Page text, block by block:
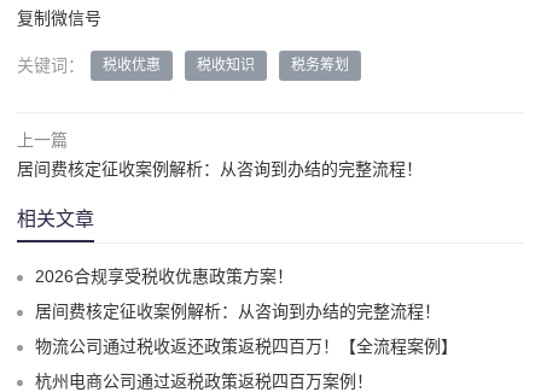
复制微信号
关键词： 税收优惠 税收知识 税务筹划
上一篇
居间费核定征收案例解析：从咨询到办结的完整流程！
相关文章
2026合规享受税收优惠政策方案！
居间费核定征收案例解析：从咨询到办结的完整流程！
物流公司通过税收返还政策返税四百万！【全流程案例】
杭州电商公司通过返税政策返税四百万案例！